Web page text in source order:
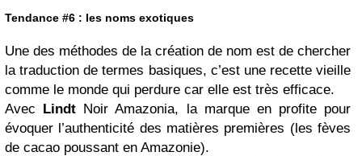
Tendance #6 : les noms exotiques
Une des méthodes de la création de nom est de chercher
la traduction de termes basiques, c’est une recette vieille
comme le monde qui perdure car elle est très efficace.
Avec Lindt Noir Amazonia, la marque en profite pour
évoquer l’authenticité des matières premières (les fèves
de cacao poussant en Amazonie).